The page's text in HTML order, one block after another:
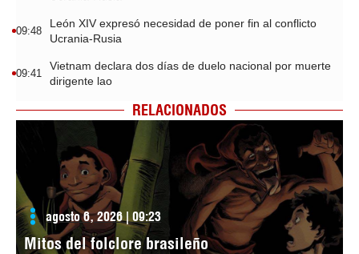
09:48
León XIV expresó necesidad de poner fin al conflicto
Ucrania-Rusia
09:41
Vietnam declara dos días de duelo nacional por muerte
dirigente lao
RELACIONADOS
agosto 6, 2026 | 09:23
Mitos del folclore brasileño